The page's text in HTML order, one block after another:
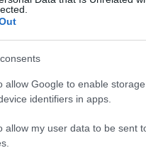
allow Google to enable
identifiers in apps.
allow my user data to be sent
#ps4